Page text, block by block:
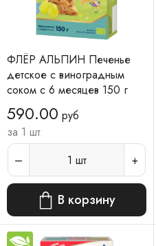
ФЛЁР АЛЬПИН Печенье
детское с виноградным
соком с 6 месяцев 150 г
590.00 руб
за 1 шт
1 шт
В корзину